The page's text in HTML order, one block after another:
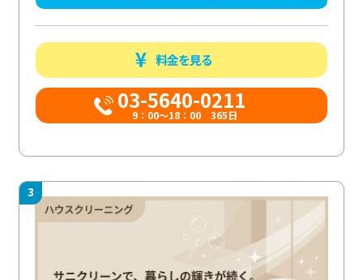
料金を見る
03-5640-0211
9：00～18：00 365日
3